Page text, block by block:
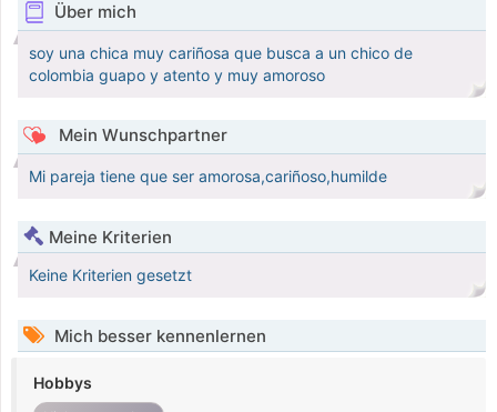
Über mich
soy una chica muy cariñosa que busca a un chico de
colombia guapo y atento y muy amoroso
Mein Wunschpartner
Mi pareja tiene que ser amorosa,cariñoso,humilde
Meine Kriterien
Keine Kriterien gesetzt
Mich besser kennenlernen
Hobbys